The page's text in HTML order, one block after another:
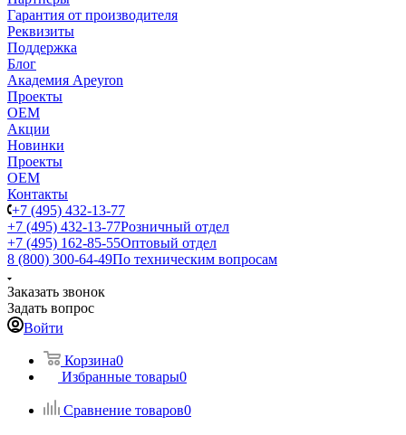
Гарантия от производителя
Реквизиты
Поддержка
Блог
Академия Apeyron
Проекты
ОЕМ
Акции
Новинки
Проекты
ОЕМ
Контакты
+7 (495) 432-13-77
+7 (495) 432-13-77Розничный отдел
+7 (495) 162-85-55Оптовый отдел
8 (800) 300-64-49По техническим вопросам
Заказать звонок
Задать вопрос
Войти
Корзина0
Избранные товары0
Сравнение товаров0